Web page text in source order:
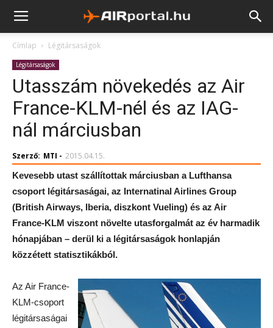
Címlap Légitársaságok
Légitársaságok
Utasszám növekedés az Air
France-KLM-nél és az IAG-
nál márciusban
Szerző: MTI - 2015.04.15.
Kevesebb utast szállítottak márciusban a Lufthansa
csoport légitársaságai, az Internatinal Airlines Group
(British Airways, Iberia, diszkont Vueling) és az Air
France-KLM viszont növelte utasforgalmát az év harmadik
hónapjában – derül ki a légitársaságok honlapján
közzétett statisztikákból.
Az Air France-
KLM-csoport
légitársaságai